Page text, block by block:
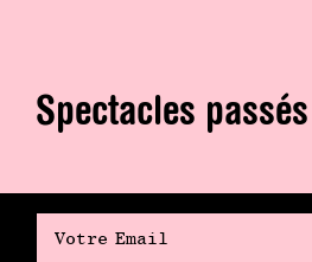
Spectacles passés